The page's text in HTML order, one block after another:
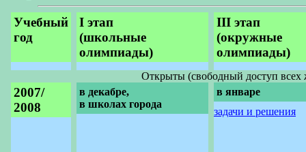
Учебный
год
I этап
(школьные
олимпиады)
III этап
(окружные
олимпиады)
Открыты (свободный доступ
2007/
2008
в декабре,
в школах города
в январе
задачи и решения